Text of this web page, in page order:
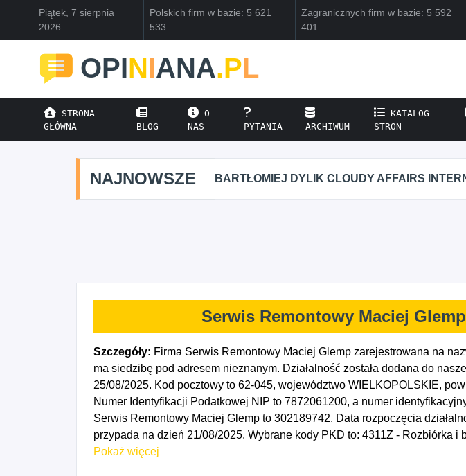
Piątek, 7 sierpnia
2026
Polskich firm w bazie: 5 621
533
Zagranicznych firm w bazie: 5 592
401
OPINIANA.PL
STRONA
GŁÓWNA
BLOG
O
NAS
PYTANIA ARCHIWUM
KATALOG
STRON
NAJNOWSZE BARTŁOMIEJ DYLIK CLOUDY AFFAIRS
Serwis Remontowy Maciej Glemp
Szczegóły: Firma Serwis Remontowy Maciej Glemp zarejestrowana na
ma siedzibę pod adresem nieznanym. Działalność została dodana do
25/08/2025. Kod pocztowy to 62-045, województwo WIELKOPOLSKIE,
Numer Identyfikacji Podatkowej NIP to 7872061200, a numer
Serwis Remontowy Maciej Glemp to 302189742. Data rozpoczęcia
przypada na dzień 21/08/2025. Wybrane kody PKD to: 4311Z - Rozbiórka i
budowlanych, 4312Z - Przygotowanie terenu pod budowę, 4321Z -
Pokaż więcej